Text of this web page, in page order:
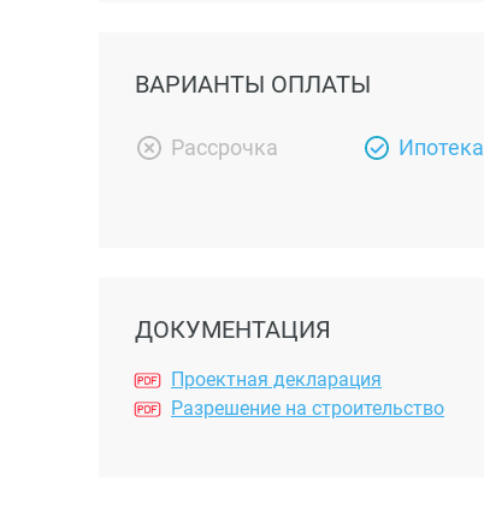
ВАРИАНТЫ ОПЛАТЫ
Рассрочка Ипотека
ДОКУМЕНТАЦИЯ
Проектная декларация
Разрешение на строительство